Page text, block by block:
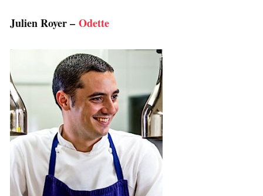
Julien Royer – Odette